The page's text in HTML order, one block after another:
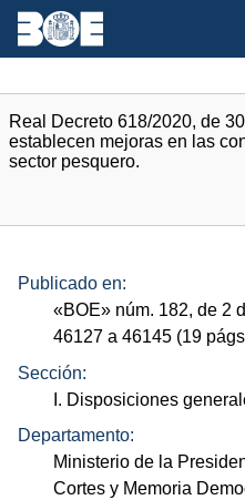
Real Decreto 618/2020, de
establecen mejoras en las
sector pesquero.
Publicado en:
«BOE» núm. 182, de 2
46127 a 46145 (19
Sección:
I. Disposiciones
Departamento:
Ministerio de la
Cortes y Memoria